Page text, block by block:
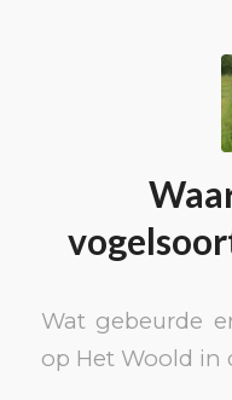
Wat gebeurde
op Het Woold in